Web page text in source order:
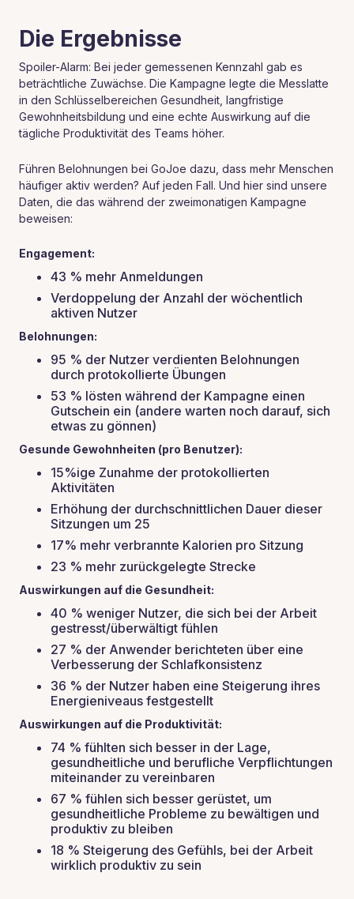
Die Ergebnisse
Spoiler-Alarm: Bei jeder gemessenen Kennzahl gab es
beträchtliche Zuwächse. Die Kampagne legte die Messlatte
in den Schlüsselbereichen Gesundheit, langfristige
Gewohnheitsbildung und eine echte Auswirkung auf die
tägliche Produktivität des Teams höher.
Führen Belohnungen bei GoJoe dazu, dass mehr Menschen
häufiger aktiv werden? Auf jeden Fall. Und hier sind unsere
Daten, die das während der zweimonatigen Kampagne
beweisen:
Engagement:
43 % mehr Anmeldungen
Verdoppelung der Anzahl der wöchentlich
aktiven Nutzer
Belohnungen:
95 % der Nutzer verdienten Belohnungen
durch protokollierte Übungen
53 % lösten während der Kampagne einen
Gutschein ein (andere warten noch darauf, sich
etwas zu gönnen)
Gesunde Gewohnheiten (pro Benutzer):
15%ige Zunahme der protokollierten
Aktivitäten
Erhöhung der durchschnittlichen Dauer dieser
Sitzungen um 25
17% mehr verbrannte Kalorien pro Sitzung
23 % mehr zurückgelegte Strecke
Auswirkungen auf die Gesundheit:
40 % weniger Nutzer, die sich bei der Arbeit
gestresst/überwältigt fühlen
27 % der Anwender berichteten über eine
Verbesserung der Schlafkonsistenz
36 % der Nutzer haben eine Steigerung ihres
Energieniveaus festgestellt
Auswirkungen auf die Produktivität:
74 % fühlten sich besser in der Lage,
gesundheitliche und berufliche Verpflichtungen
miteinander zu vereinbaren
67 % fühlen sich besser gerüstet, um
gesundheitliche Probleme zu bewältigen und
produktiv zu bleiben
18 % Steigerung des Gefühls, bei der Arbeit
wirklich produktiv zu sein